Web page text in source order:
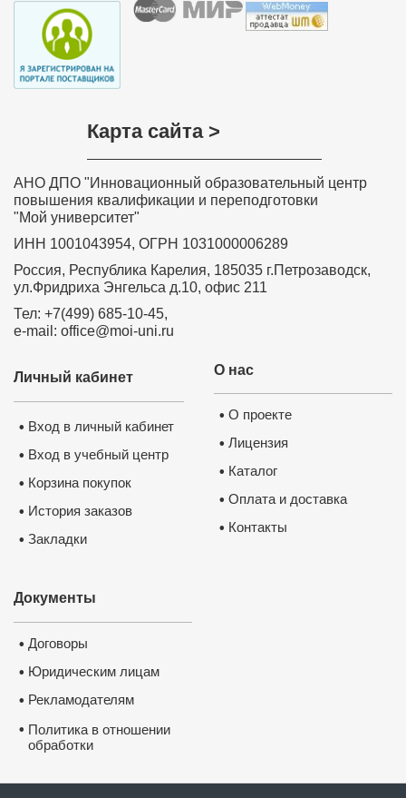
Карта сайта >
АНО ДПО "Инновационный образовательный центр
повышения квалификации и переподготовки
"Мой университет"
ИНН 1001043954, ОГРН 1031000006289
Россия, Республика Карелия, 185035 г.Петрозаводск,
ул.Фридриха Энгельса д.10, офис 211
Тел: +7(499) 685-10-45,
e-mail: office@moi-uni.ru
О нас
• О проекте
• Лицензия
• Каталог
• Оплата и доставка
• Контакты
Личный кабинет
• Вход в личный кабинет
• Вход в учебный центр
• Корзина покупок
• История заказов
• Закладки
Документы
• Договоры
• Юридическим лицам
• Рекламодателям
• Политика в отношении
обработки